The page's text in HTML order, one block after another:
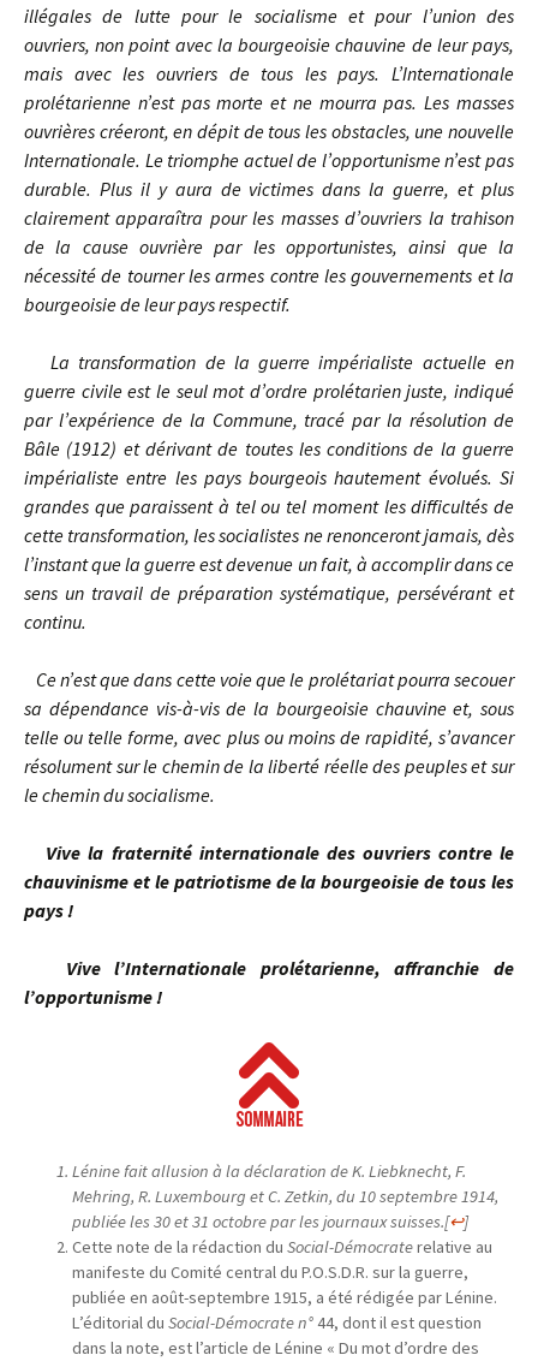
illégales de lutte pour le socialisme et pour l’union des
ouvriers, non point avec la bourgeoisie chauvine de leur pays,
mais avec les ouvriers de tous les pays. L’Internationale
prolétarienne n’est pas morte et ne mourra pas. Les masses
ouvrières créeront, en dépit de tous les obstacles, une nouvelle
Internationale. Le triomphe actuel de l’opportunisme n’est pas
durable. Plus il y aura de victimes dans la guerre, et plus
clairement apparaîtra pour les masses d’ouvriers la trahison
de la cause ouvrière par les opportunistes, ainsi que la
nécessité de tourner les armes contre les gouvernements et la
bourgeoisie de leur pays respectif.
La transformation de la guerre impérialiste actuelle en
guerre civile est le seul mot d’ordre prolétarien juste, indiqué
par l’expérience de la Commune, tracé par la résolution de
Bâle (1912) et dérivant de toutes les conditions de la guerre
impérialiste entre les pays bourgeois hautement évolués. Si
grandes que paraissent à tel ou tel moment les difficultés de
cette transformation, les socialistes ne renonceront jamais, dès
l’instant que la guerre est devenue un fait, à accomplir dans ce
sens un travail de préparation systématique, persévérant et
continu.
Ce n’est que dans cette voie que le prolétariat pourra secouer
sa dépendance vis-à-vis de la bourgeoisie chauvine et, sous
telle ou telle forme, avec plus ou moins de rapidité, s’avancer
résolument sur le chemin de la liberté réelle des peuples et sur
le chemin du socialisme.
Vive la fraternité internationale des ouvriers contre le
chauvinisme et le patriotisme de la bourgeoisie de tous les
pays !
Vive l’Internationale prolétarienne, affranchie de
l’opportunisme !
Lénine fait allusion à la déclaration de K. Liebknecht, F.
Mehring, R. Luxembourg et C. Zetkin, du 10 septembre 1914,
publiée les 30 et 31 octobre par les journaux suisses.[↩]
Cette note de la rédaction du Social-Démocraterelative au
manifeste du Comité central du P.O.S.D.R. sur la guerre,
publiée en août-septembre 1915, a été rédigée par Lénine.
L’éditorial du Social-Démocrate n°44, dont il est question
dans la note, est l’article de Lénine « Du mot d’ordre des